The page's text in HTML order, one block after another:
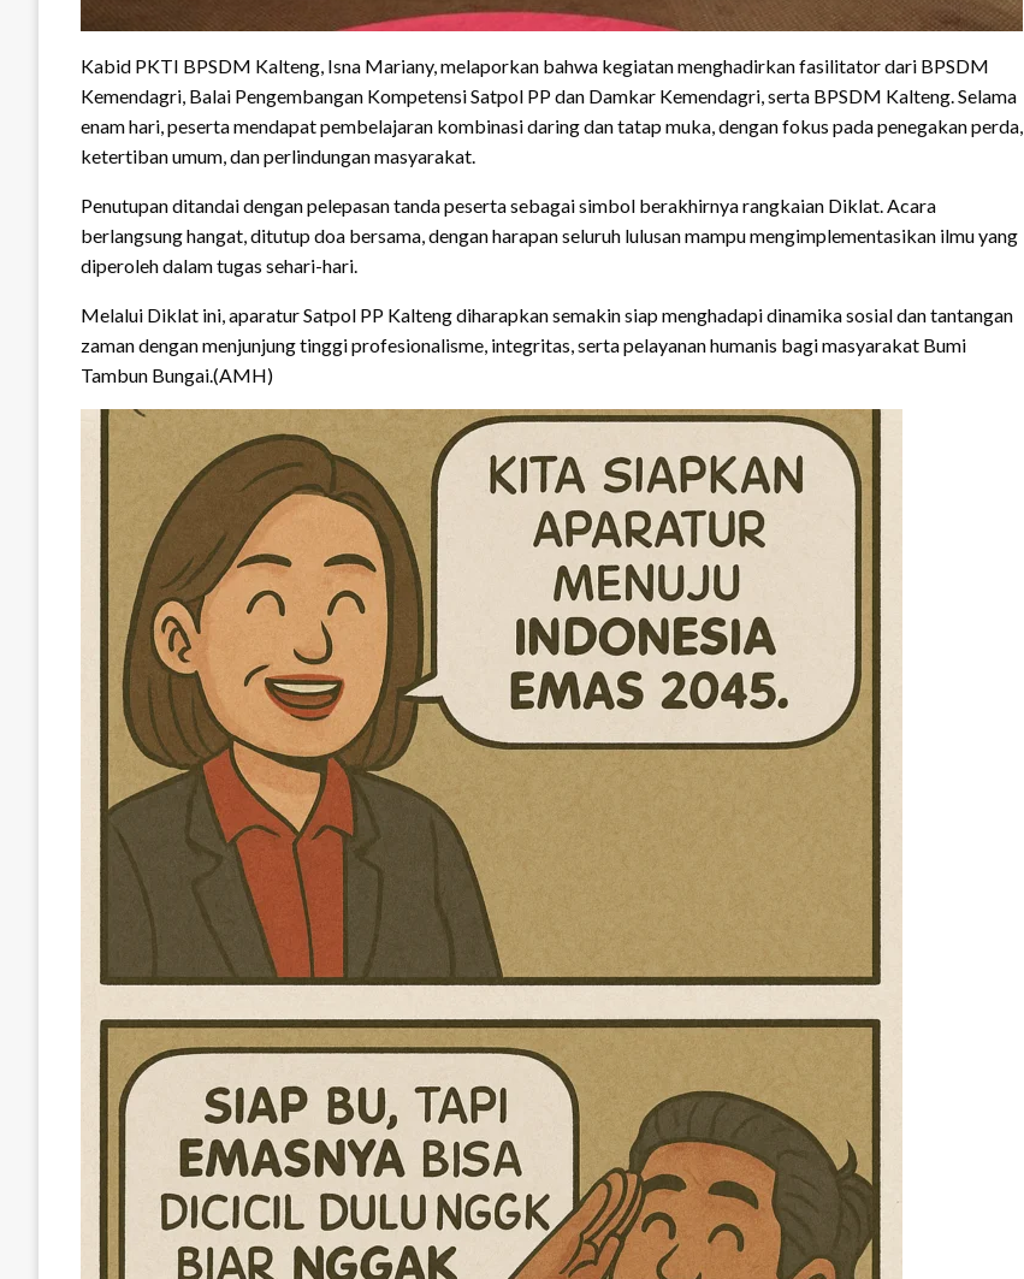
Kabid PKTI BPSDM Kalteng, Isna Mariany, melaporkan bahwa kegiatan menghadirkan fasilitator dari BPSDM
Kemendagri, Balai Pengembangan Kompetensi Satpol PP dan Damkar Kemendagri, serta BPSDM Kalteng. Selama
enam hari, peserta mendapat pembelajaran kombinasi daring dan tatap muka, dengan fokus pada penegakan perda,
ketertiban umum, dan perlindungan masyarakat.
Penutupan ditandai dengan pelepasan tanda peserta sebagai simbol berakhirnya rangkaian Diklat. Acara
berlangsung hangat, ditutup doa bersama, dengan harapan seluruh lulusan mampu mengimplementasikan ilmu yang
diperoleh dalam tugas sehari-hari.
Melalui Diklat ini, aparatur Satpol PP Kalteng diharapkan semakin siap menghadapi dinamika sosial dan tantangan
zaman dengan menjunjung tinggi profesionalisme, integritas, serta pelayanan humanis bagi masyarakat Bumi
Tambun Bungai.(AMH)